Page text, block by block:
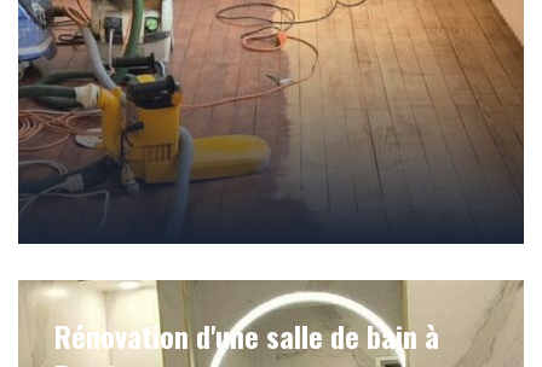
Rénovation d'une salle de bain à